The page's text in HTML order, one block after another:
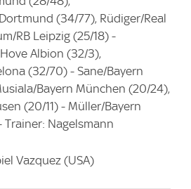
(34/77), Rüdiger/Real
RB Leipzig (25/18) -
Albion (32/3),
(32/70) - Sane/Bayern
Bayern München (20/24),
(20/11) - Müller/Bayern
Nagelsmann
Vazquez (USA)